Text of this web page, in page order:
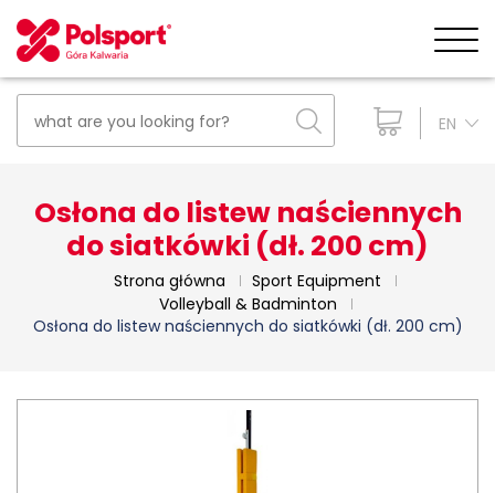
EN
Osłona do listew naściennych
do siatkówki (dł. 200 cm)
Strona główna
Sport Equipment
Volleyball & Badminton
Osłona do listew naściennych do siatkówki (dł. 200 cm)